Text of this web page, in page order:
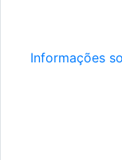
Informações